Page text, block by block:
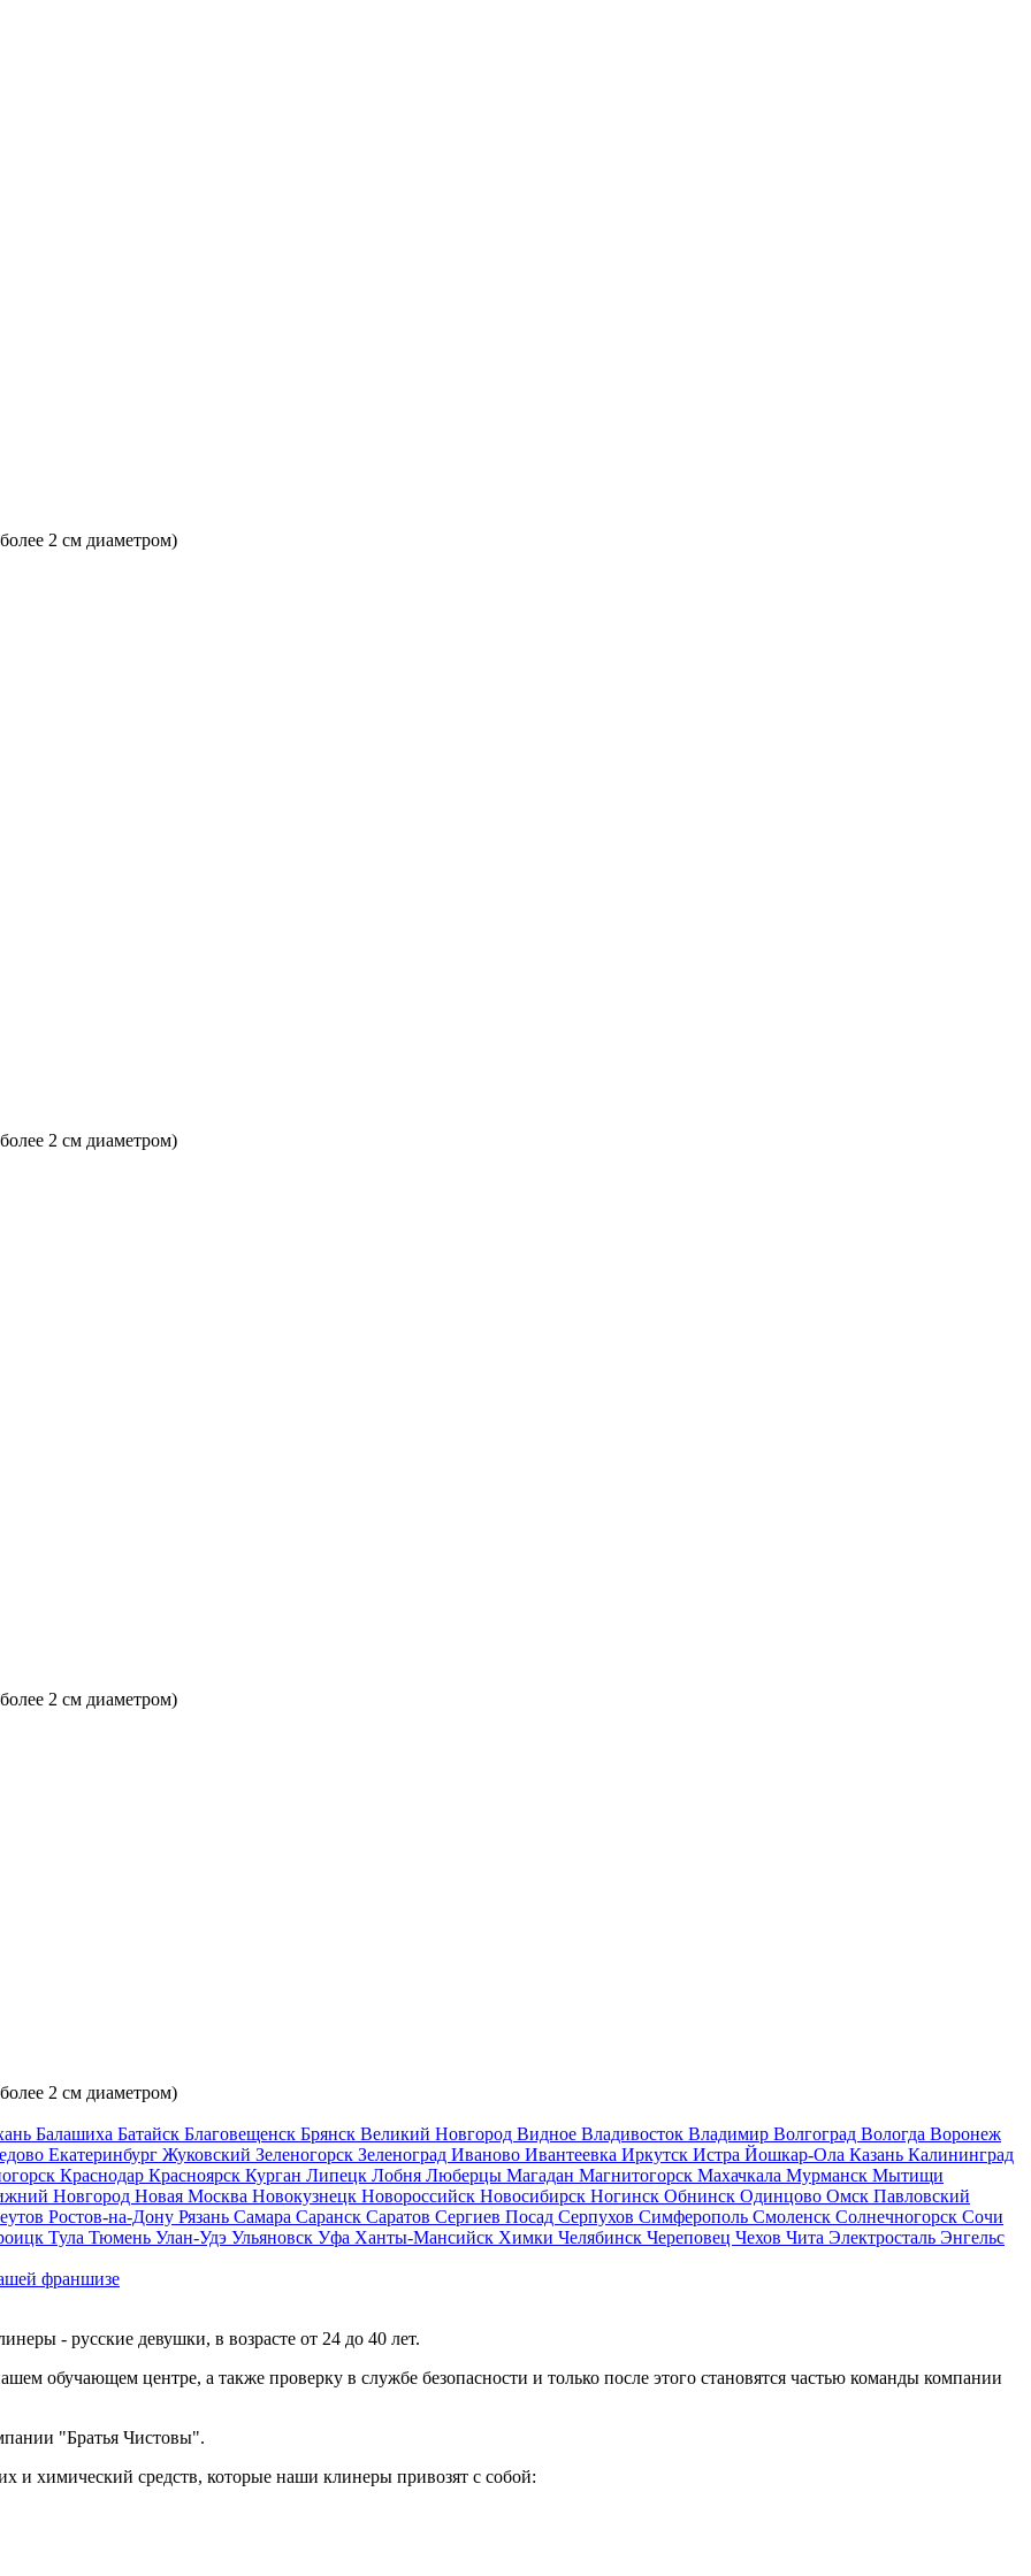
2 см диаметром)
2 см диаметром)
2 см диаметром)
2 см диаметром)
Балашиха Батайск Благовещенск Брянск Великий Новгород Видное Владивосток Владимир Волгоград Вологда Воронеж
Екатеринбург Жуковский Зеленогорск Зеленоград Иваново Ивантеевка Иркутск Истра Йошкар-Ола Казань Калининград
Краснодар Красноярск Курган Липецк Лобня Люберцы Магадан Магнитогорск Махачкала Мурманск Мытищи
Новгород Новая Москва Новокузнецк Новороссийск Новосибирск Ногинск Обнинск Одинцово Омск Павловский
Ростов-на-Дону Рязань Самара Саранск Саратов Сергиев Посад Серпухов Симферополь Смоленск Солнечногорск Сочи
Тула Тюмень Улан-Удэ Ульяновск Уфа Ханты-Мансийск Химки Челябинск Череповец Чехов Чита Электросталь Энгельс
франшизе
- русские девушки, в возрасте от 24 до 40 лет.
обучающем центре, а также проверку в службе безопасности и только после этого становятся частью команды компании
"Братья Чистовы".
и химический средств, которые наши клинеры привозят с собой: